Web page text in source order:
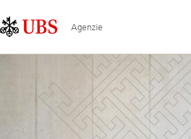
Links
Area
Agenzie